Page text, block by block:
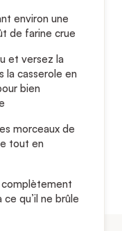
environ une
de farine crue
et versez la
la casserole en
bien
morceaux de
tout en
qu’il ne brûle